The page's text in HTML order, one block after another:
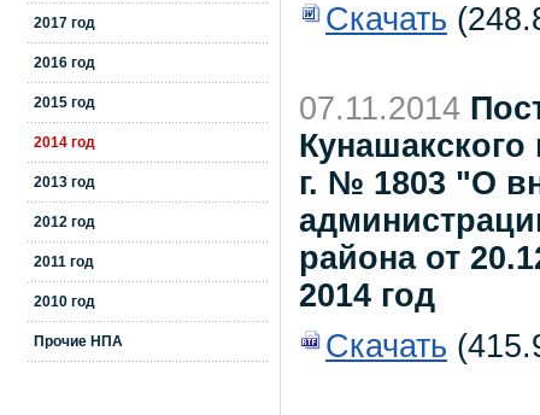
2017 год
2016 год
2015 год
2014 год
2013 год
2012 год
2011 год
2010 год
Прочие НПА
Скачать
07.11.2014
Кунашакского
г. № 1803 "О
района от
2014 год
Скачать